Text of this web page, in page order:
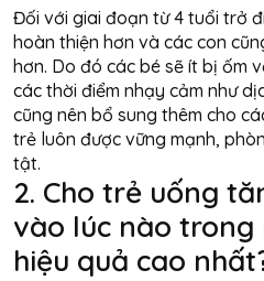
Đối với giai đoạn từ 4 tuổi trở
hoàn thiện hơn và các con
hơn. Do đó các bé sẽ ít bị ốm
các thời điểm nhạy cảm như
cũng nên bổ sung thêm cho
trẻ luôn được vững mạnh,
tật.
2. Cho trẻ uống
vào lúc nào
hiệu quả cao